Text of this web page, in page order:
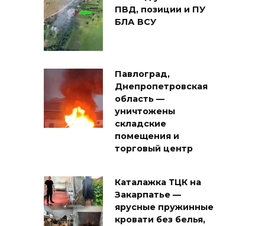
ПВД, позиции и ПУ
БЛА ВСУ
Павлоград,
Днепропетровская
область —
уничтожены
складские
помещения и
торговый центр
Каталажка ТЦК на
Закарпатье —
ярусные пружинные
кровати без белья,